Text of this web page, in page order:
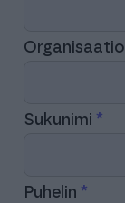
Organisaatio
Sukunimi
Puhelin